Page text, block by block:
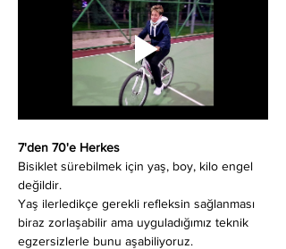
7'den 70'e Herkes
Bisiklet sürebilmek için yaş, boy, kilo engel
değildir.
Yaş ilerledikçe gerekli refleksin sağlanması
biraz zorlaşabilir ama uyguladığımız teknik
egzersizlerle bunu aşabiliyoruz.